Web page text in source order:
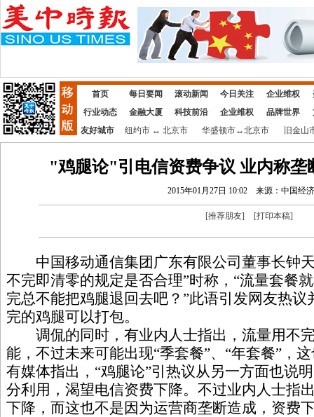
首页 每日要闻 滚动新闻 今日关注 企业维权
行业动态
金融大厦 科技前沿 企业维权 品牌世界
友好城市
纽约市↔ 北京市 华盛顿市↔北京市 旧金山
"鸡腿论"引电信资费争议 业内称垄
2015年01月27日 10:02 来源：中国经
[推荐朋友] [打印本稿]
中国移动通信集团广东有限公司董事长钟天
不完即清零的规定是否合理”时称，“流量套餐
完总不能把鸡腿退回去吧？”此语引发网友热
完的鸡腿可以打包。
调侃的同时，有业内人士指出，流量用不
能，不过未来可能出现“季套餐”、“年套餐”，
有媒体指出，“鸡腿论”引热议从另一方面也说
分利用，渴望电信资费下降。不过业内人士指
下降，而这也不是因为运营商垄断造成，资费